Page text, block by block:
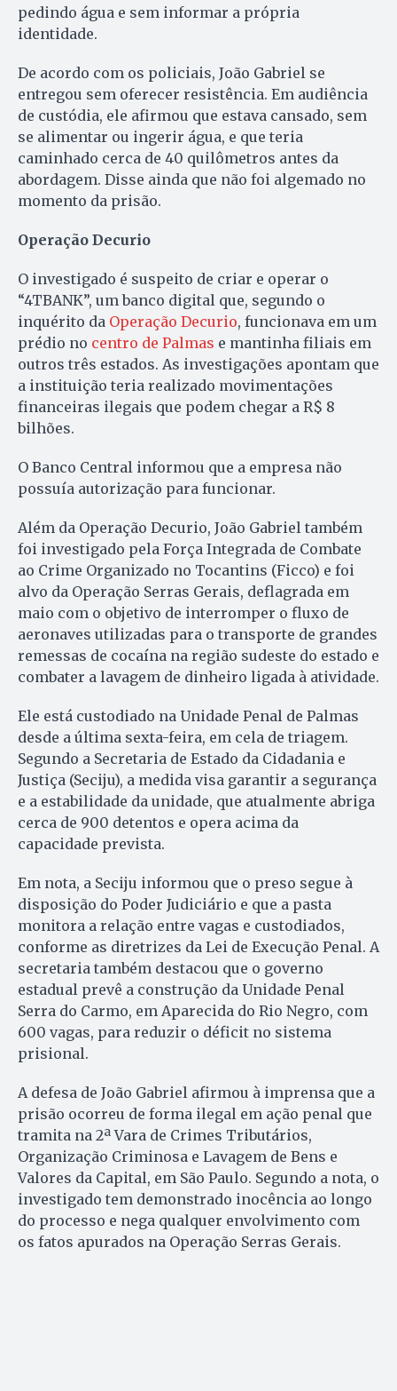
pedindo água e sem informar a própria
identidade.
De acordo com os policiais, João Gabriel se
entregou sem oferecer resistência. Em audiência
de custódia, ele afirmou que estava cansado, sem
se alimentar ou ingerir água, e que teria
caminhado cerca de 40 quilômetros antes da
abordagem. Disse ainda que não foi algemado no
momento da prisão.
Operação Decurio
O investigado é suspeito de criar e operar o
“4TBANK”, um banco digital que, segundo o
inquérito da Operação Decurio, funcionava em um
prédio no centro de Palmas e mantinha filiais em
outros três estados. As investigações apontam que
a instituição teria realizado movimentações
financeiras ilegais que podem chegar a R$ 8
bilhões.
O Banco Central informou que a empresa não
possuía autorização para funcionar.
Além da Operação Decurio, João Gabriel também
foi investigado pela Força Integrada de Combate
ao Crime Organizado no Tocantins (Ficco) e foi
alvo da Operação Serras Gerais, deflagrada em
maio com o objetivo de interromper o fluxo de
aeronaves utilizadas para o transporte de grandes
remessas de cocaína na região sudeste do estado e
combater a lavagem de dinheiro ligada à atividade.
Ele está custodiado na Unidade Penal de Palmas
desde a última sexta-feira, em cela de triagem.
Segundo a Secretaria de Estado da Cidadania e
Justiça (Seciju), a medida visa garantir a segurança
e a estabilidade da unidade, que atualmente abriga
cerca de 900 detentos e opera acima da
capacidade prevista.
Em nota, a Seciju informou que o preso segue à
disposição do Poder Judiciário e que a pasta
monitora a relação entre vagas e custodiados,
conforme as diretrizes da Lei de Execução Penal. A
secretaria também destacou que o governo
estadual prevê a construção da Unidade Penal
Serra do Carmo, em Aparecida do Rio Negro, com
600 vagas, para reduzir o déficit no sistema
prisional.
A defesa de João Gabriel afirmou à imprensa que a
prisão ocorreu de forma ilegal em ação penal que
tramita na 2ª Vara de Crimes Tributários,
Organização Criminosa e Lavagem de Bens e
Valores da Capital, em São Paulo. Segundo a nota, o
investigado tem demonstrado inocência ao longo
do processo e nega qualquer envolvimento com
os fatos apurados na Operação Serras Gerais.